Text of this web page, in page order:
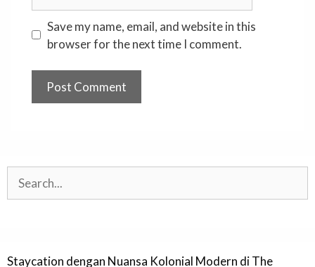
Save my name, email, and website in this
browser for the next time I comment.
Staycation dengan Nuansa Kolonial Modern di The